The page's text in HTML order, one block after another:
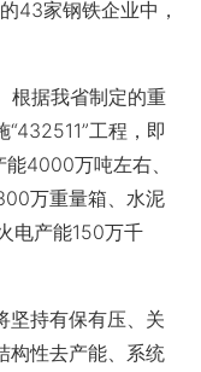
43家钢铁企业中，
据我省制定的重
工程，即
4000万吨左右、
万重量箱、水泥
电产能150万千
持有保有压、关
构性去产能、系统